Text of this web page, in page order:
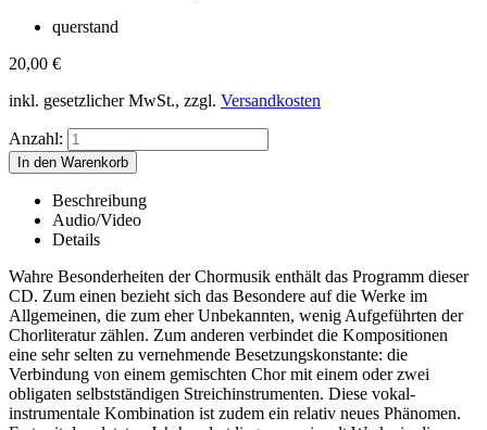
querstand
20,00 €
inkl. gesetzlicher MwSt., zzgl. Versandkosten
Anzahl:
Beschreibung
Audio/Video
Details
Wahre Besonderheiten der Chormusik enthält das Programm dieser
CD. Zum einen bezieht sich das Besondere auf die Werke im
Allgemeinen, die zum eher Unbekannten, wenig Aufgeführten der
Chorliteratur zählen. Zum anderen verbindet die Kompositionen
eine sehr selten zu vernehmende Besetzungskonstante: die
Verbindung von einem gemischten Chor mit einem oder zwei
obligaten selbstständigen Streichinstrumenten. Diese vokal-
instrumentale Kombination ist zudem ein relativ neues Phänomen.